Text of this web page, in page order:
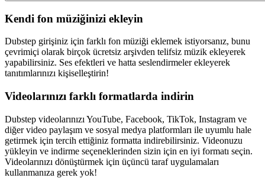
Kendi fon müziğinizi ekleyin
Dubstep girişiniz için farklı fon müziği eklemek istiyorsanız, bunu
çevrimiçi olarak birçok ücretsiz arşivden telifsiz müzik ekleyerek
yapabilirsiniz. Ses efektleri ve hatta seslendirmeler ekleyerek
tanıtımlarınızı kişiselleştirin!
Videolarınızı farklı formatlarda indirin
Dubstep videolarınızı YouTube, Facebook, TikTok, Instagram ve
diğer video paylaşım ve sosyal medya platformları ile uyumlu hale
getirmek için tercih ettiğiniz formatta indirebilirsiniz. Videonuzu
yükleyin ve indirme seçeneklerinden sizin için en iyi formatı seçin.
Videolarınızı dönüştürmek için üçüncü taraf uygulamaları
kullanmanıza gerek yok!